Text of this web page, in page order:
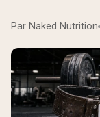
Par Naked Nutrition